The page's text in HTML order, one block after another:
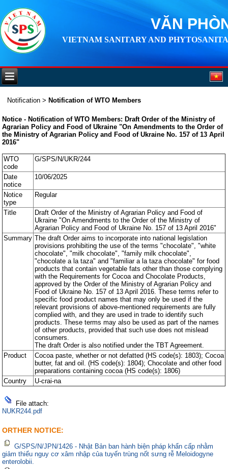
VĂN
VIETNAM SANITARY AND
Notification > Notification of WTO Members
Notice - Notification of WTO Members: Draft Order of the Ministry of
Agrarian Policy and Food of Ukraine "On Amendments to the Order of
the Ministry of Agrarian Policy and Food of Ukraine No. 157 of 13 April
2016"
WTO
code
G/SPS/N/UKR/244
Date
notice
10/06/2025
Notice
type
Regular
Title
Draft Order of the Ministry of Agrarian Policy and Food of
Ukraine "On Amendments to the Order of the Ministry of
Agrarian Policy and Food of Ukraine No. 157 of 13 April 2016"
Summary The draft Order aims to incorporate into national legislation
provisions prohibiting the use of the terms "chocolate", "white
chocolate", "milk chocolate", "family milk chocolate",
"chocolate a la taza" and "familiar a la taza chocolate" for food
products that contain vegetable fats other than those complying
with the Requirements for Cocoa and Chocolate Products,
approved by the Order of the Ministry of Agrarian Policy and
Food of Ukraine No. 157 of 13 April 2016. These terms refer to
specific food product names that may only be used if the
relevant provisions of above-mentioned requirements are fully
complied with, and they are used in trade to identify such
products. These terms may also be used as part of the names
of other products, provided that such use does not mislead
consumers.
The draft Order is also notified under the TBT Agreement.
Product
Cocoa paste, whether or not defatted (HS code(s): 1803); Cocoa
butter, fat and oil. (HS code(s): 1804); Chocolate and other food
preparations containing cocoa (HS code(s): 1806)
Country
U-crai-na
File attach:
NUKR244.pdf
ORTHER NOTICE:
G/SPS/N/JPN/1426 - Nhật Bản ban hành biện pháp khẩn cấp nhằm
giảm thiểu nguy cơ xâm nhập của tuyến trùng nốt sưng rễ Meloidogyne
enterolobii.